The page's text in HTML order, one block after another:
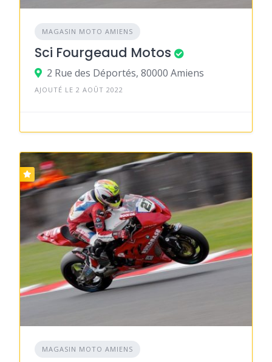
MAGASIN MOTO AMIENS
Sci Fourgeaud Motos
2 Rue des Déportés, 80000 Amiens
AJOUTÉ LE 2 AOÛT 2022
MAGASIN MOTO AMIENS